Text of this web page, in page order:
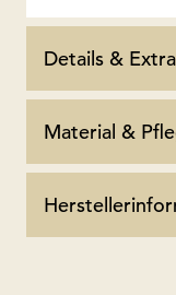
Details &
Material &